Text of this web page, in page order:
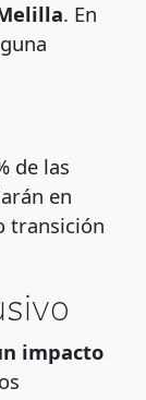
. En
de las
en
transición
impacto